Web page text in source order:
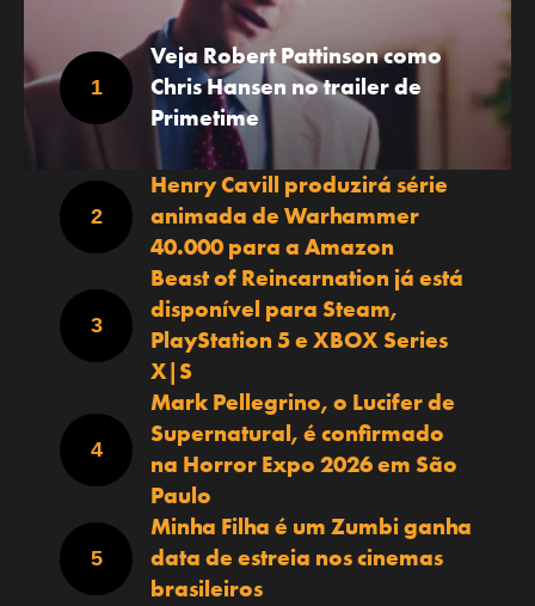
Veja Robert Pattinson como
Chris Hansen no trailer de
Primetime
Henry Cavill produzirá série
animada de Warhammer
40.000 para a Amazon
Beast of Reincarnation já está
disponível para Steam,
PlayStation 5 e XBOX Series
X|S
Mark Pellegrino, o Lucifer de
Supernatural, é confirmado
na Horror Expo 2026 em São
Paulo
Minha Filha é um Zumbi ganha
data de estreia nos cinemas
brasileiros